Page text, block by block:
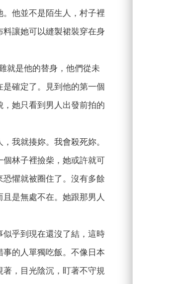
他並不是陌生人，村子裡
讓她可以縫製裙裝穿在身
就是他的替身，他們從未
確定了。見到他的第一個
她只看到男人出發前拍的
我就揍妳。我會殺死妳。
林子裡撿柴，她或許就可
懼就被圈住了。沒有多餘
是無處不在。她跟那男人
乎到現在還沒了結，這時
的人單獨吃飯。不像日本
，目光陰沉，盯著不守規